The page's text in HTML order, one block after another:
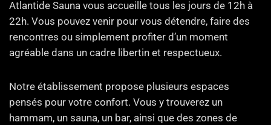
Atlantide Sauna vous accueille tous les jours de 12h à
22h. Vous pouvez venir pour vous détendre, faire des
rencontres ou simplement profiter d’un moment
agréable dans un cadre libertin et respectueux.
Notre établissement propose plusieurs espaces
pensés pour votre confort. Vous y trouverez un
hammam, un sauna, un bar, ainsi que des zones de